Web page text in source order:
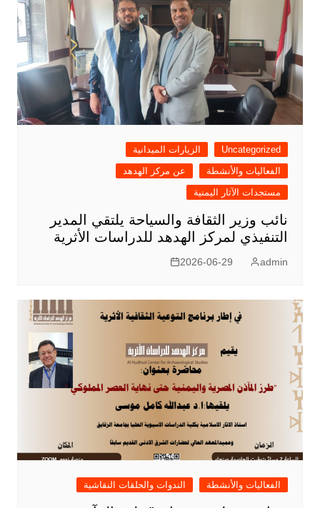
م
ق
ا
ل
ت
Uncategorized
الزيارات الميدانية
الفعاليات والأنشطة
عن مركز الهدهد
مستجدات الآثار اليمنية
نائب وزير الثقافة والسياحة يلتقي المدير
التنفيذي لمركز الهدهد للدراسات الأثرية
admin
2026-06-29
الفعاليات والأنشطة الندوات والحلقات النقاشية